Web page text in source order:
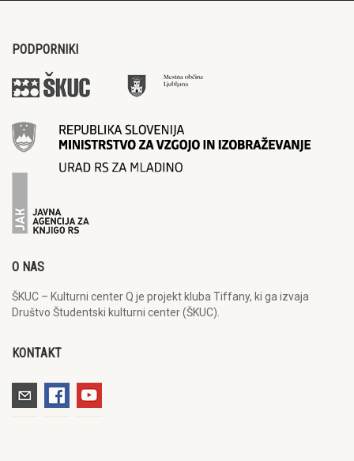
PODPORNIKI
O NAS
ŠKUC – Kulturni center Q je projekt kluba Tiffany, ki ga izvaja
Društvo Študentski kulturni center (ŠKUC).
KONTAKT